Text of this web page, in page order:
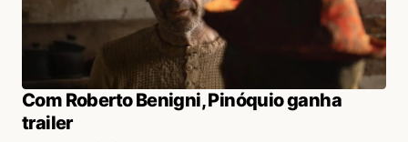
Com Roberto Benigni, Pinóquio ganha
trailer